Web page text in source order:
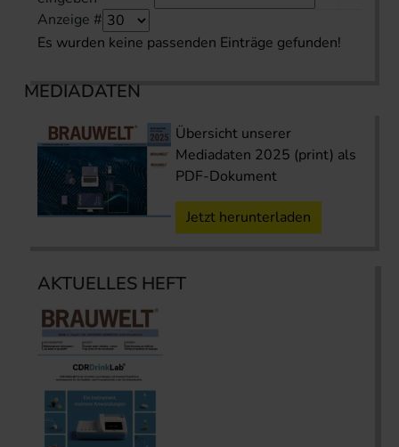
Anzeige #
Es wurden keine passenden Einträge gefunden!
MEDIADATEN
Übersicht unserer
Mediadaten 2025 (print) als
PDF-Dokument
Jetzt herunterladen
AKTUELLES HEFT